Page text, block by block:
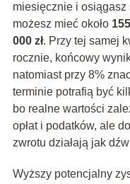
miesięcznie i osiągasz
możesz mieć około
000 zł. Przy tej samej
rocznie, końcowy
natomiast przy 8%
terminie potrafią być
bo realne wartości
opłat i podatków, ale
zwrotu działają jak
Wyższy potencjalny